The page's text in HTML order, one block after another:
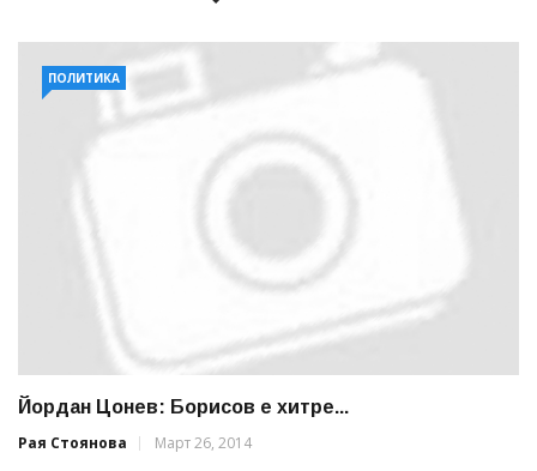
ПОЛИТИКА
Йордан Цонев: Борисов е хитре...
Рая Стоянова
Март 26, 2014